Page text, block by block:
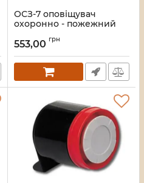
ОСЗ-7 оповіщувач
охоронно - пожежний
553,00 грн